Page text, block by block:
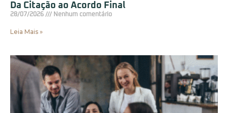
Da Citação ao Acordo Final
28/07/2026 Nenhum comentário
Leia Mais »